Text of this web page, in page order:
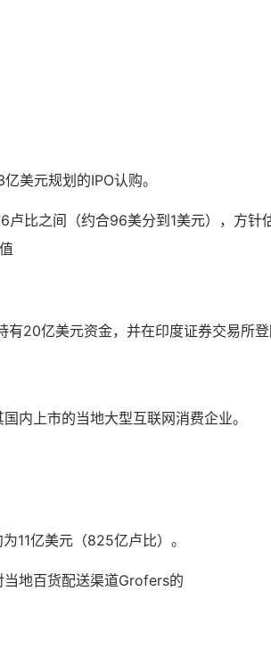
美元规划的IPO认购。
比之间（约合96美分到1美元），方针
20亿美元资金，并在印度证券交易所登
内上市的当地大型互联网消费企业。
11亿美元（825亿卢比）。
地百货配送渠道Grofers的